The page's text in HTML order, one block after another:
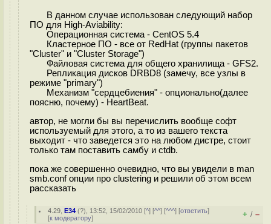
В данном случае использован следующий набор
ПО для High-Aviability:
Операционная система - CentOS 5.4
Кластерное ПО - все от RedHat (группы пакетов
"Cluster" и "Cluster Storage")
Файловая система для общего хранилища - GFS2.
Репликация дисков DRBD8 (замечу, все узлы в
режиме "primary")
Механизм "сердцебиения" - опционально(далее
поясню, почему) - HeartBeat.
автор, не могли бы вы перечислить вообще софт
используемый для этого, а то из вашего текста
выходит - что заведется это на любом дистре, стоит
только там поставить самбу и ctdb.
пока же совершенно очевидно, что вы увидели в man
smb.conf опции про clustering и решили об этом всем
рассказать
4.29 ,E34 (?), 13:52, 15/02/2010 [^] [^^] [^^^] [ответить]
[к модератору] + / –